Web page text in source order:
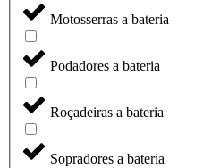
Motosserras a bateria
Podadores a bateria
Roçadeiras a bateria
Sopradores a bateria